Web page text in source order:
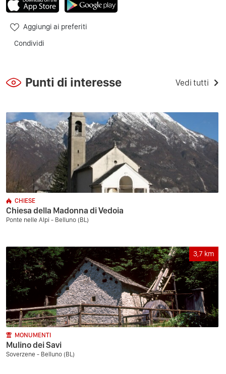
Aggiungi ai preferiti
Condividi
Punti di interesse Vedi tutti
CHIESE
Chiesa della Madonna di Vedoia
Ponte nelle Alpi - Belluno (BL)
3,7 km
MONUMENTI
Mulino dei Savi
Soverzene - Belluno (BL)